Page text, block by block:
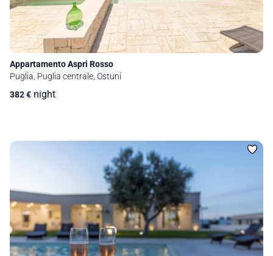
Appartamento Aspri Rosso
Puglia, Puglia centrale, Ostuni
382€ night